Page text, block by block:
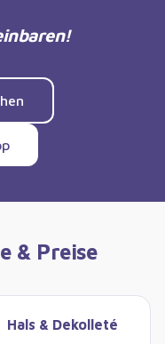
& Preise
Hals & Dekolleté